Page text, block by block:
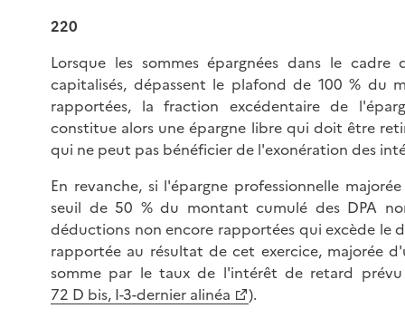
220
Lorsque les sommes épargnées dans le
capitalisés, dépassent le plafond de 100 % du
rapportées, la fraction excédentaire de
constitue alors une épargne libre qui doit être
qui ne peut pas bénéficier de l'exonération des
En revanche, si l'épargne professionnelle
seuil de 50 % du montant cumulé des DPA
déductions non encore rapportées qui excède le
rapportée au résultat de cet exercice, majorée
somme par le taux de l'intérêt de retard
72 D bis, I-3-dernier alinéa
).